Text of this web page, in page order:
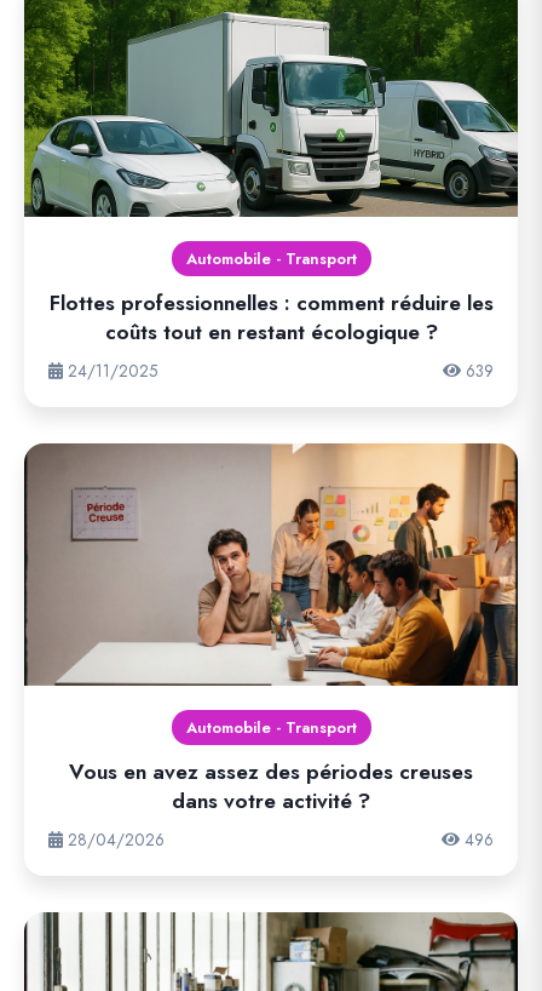
Automobile - Transport
Flottes professionnelles : comment réduire les
coûts tout en restant écologique ?
24/11/2025 639
Automobile - Transport
Vous en avez assez des périodes creuses
dans votre activité ?
28/04/2026 496